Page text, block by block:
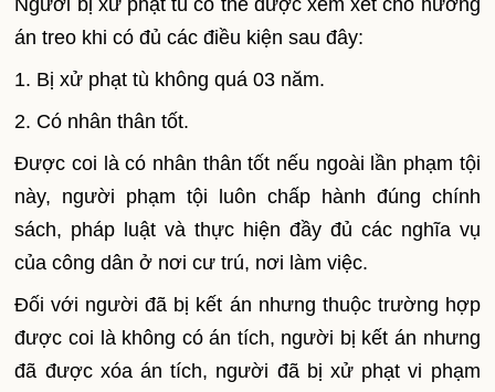
Người bị xử phạt tù có thể được xem xét cho hưởng
án treo khi có đủ các điều kiện sau đây:
1. Bị xử phạt tù không quá 03 năm.
2. Có nhân thân tốt.
Được coi là có nhân thân tốt nếu ngoài lần phạm tội
này, người phạm tội luôn chấp hành đúng chính
sách, pháp luật và thực hiện đầy đủ các nghĩa vụ
của công dân ở nơi cư trú, nơi làm việc.
Đối với người đã bị kết án nhưng thuộc trường hợp
được coi là không có án tích, người bị kết án nhưng
đã được xóa án tích, người đã bị xử phạt vi phạm